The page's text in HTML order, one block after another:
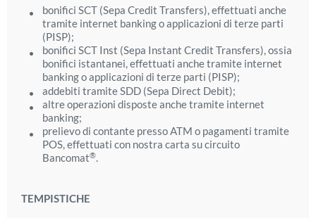
bonifici SCT (Sepa Credit Transfers), effettuati anche
tramite internet banking o applicazioni di terze parti
(PISP);
bonifici SCT Inst (Sepa Instant Credit Transfers), ossia
bonifici istantanei, effettuati anche tramite internet
banking o applicazioni di terze parti (PISP);
addebiti tramite SDD (Sepa Direct Debit);
altre operazioni disposte anche tramite internet
banking;
prelievo di contante presso ATM o pagamenti tramite
POS, effettuati con nostra carta su circuito
Bancomat®.
TEMPISTICHE